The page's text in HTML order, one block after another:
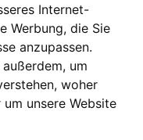
Internet-
Werbung, die Sie
anzupassen.
um
woher
unsere Website